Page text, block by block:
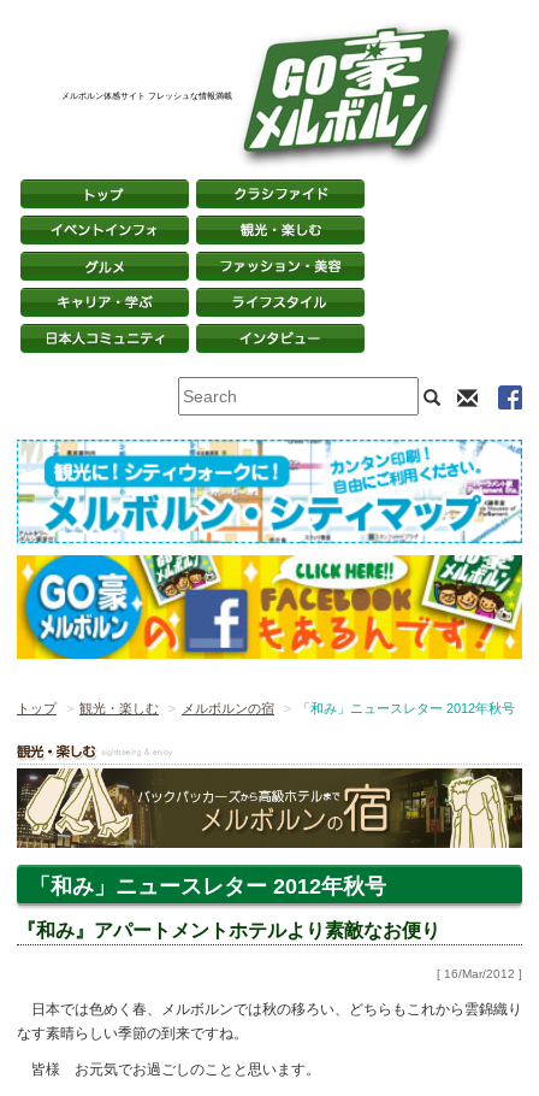
メルボルン体感サイト フレッシュな情報満載
トップ 観光・楽しむ メルボルンの宿 「和み」ニュースレター 2012年秋号
「和み」ニュースレター 2012年秋号
『和み』アパートメントホテルより素敵なお便り
[ 16/Mar/2012 ]
日本では色めく春、メルボルンでは秋の移ろい、どちらもこれから雲錦織り
なす素晴らしい季節の到来ですね。
皆様 お元気でお過ごしのことと思います。